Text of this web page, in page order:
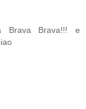
Brava Brava!!! e